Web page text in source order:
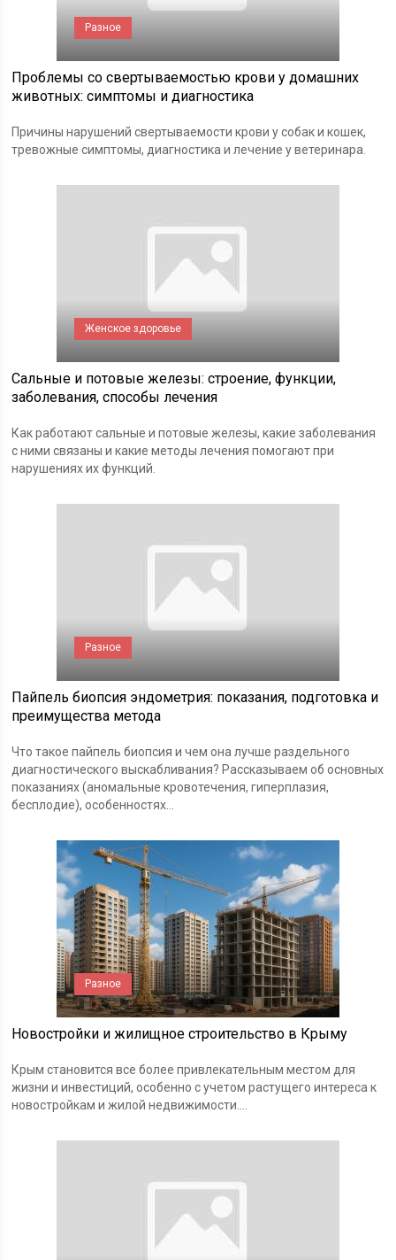
Разное
Проблемы со свертываемостью крови у домашних
животных: симптомы и диагностика
Причины нарушений свертываемости крови у собак и кошек,
тревожные симптомы, диагностика и лечение у ветеринара.
Женское здоровье
Сальные и потовые железы: строение, функции,
заболевания, способы лечения
Как работают сальные и потовые железы, какие заболевания
с ними связаны и какие методы лечения помогают при
нарушениях их функций.
Разное
Пайпель биопсия эндометрия: показания, подготовка и
преимущества метода
Что такое пайпель биопсия и чем она лучше раздельного
диагностического выскабливания? Рассказываем об основных
показаниях (аномальные кровотечения, гиперплазия,
бесплодие), особенностях...
Разное
Новостройки и жилищное строительство в Крыму
Крым становится все более привлекательным местом для
жизни и инвестиций, особенно с учетом растущего интереса к
новостройкам и жилой недвижимости....